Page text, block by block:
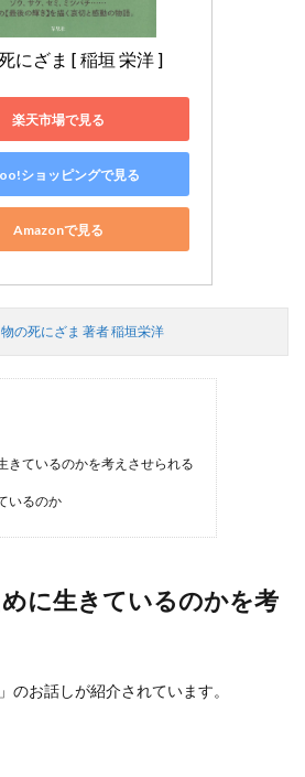
にざま [ 稲垣 栄洋 ]
楽天市場で見る
ショッピングで見る
Amazonで見る
の死にざま 著者 稲垣栄洋
きているのかを考えさせられる
いるのか
に生きているのかを考
のお話しが紹介されています。